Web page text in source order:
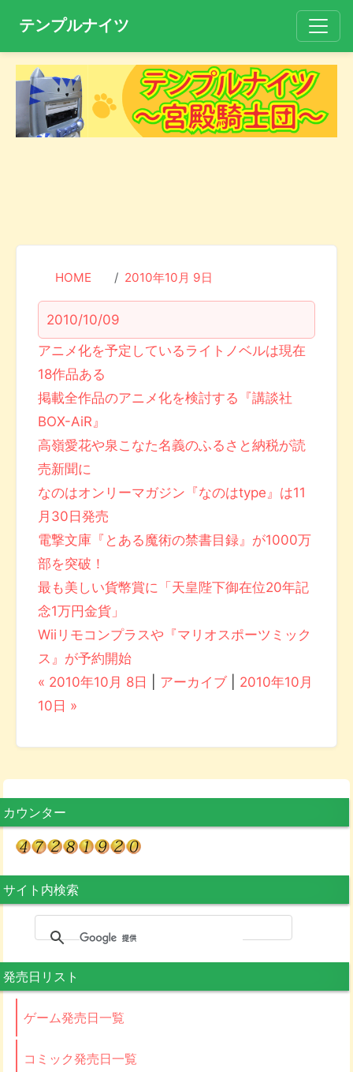
テンプルナイツ
HOME 2010年10月 9日
2010/10/09
アニメ化を予定しているライトノベルは現在
18作品ある
掲載全作品のアニメ化を検討する『講談社
BOX-AiR』
高嶺愛花や泉こなた名義のふるさと納税が読
売新聞に
なのはオンリーマガジン『なのはtype』は11
月30日発売
電撃文庫『とある魔術の禁書目録』が1000万
部を突破！
最も美しい貨幣賞に「天皇陛下御在位20年記
念1万円金貨」
Wiiリモコンプラスや『マリオスポーツミック
ス』が予約開始
« 2010年10月 8日
アーカイブ
2010年10月
10日 »
カウンター
サイト内検索
発売日リスト
ゲーム発売日一覧
コミック発売日一覧